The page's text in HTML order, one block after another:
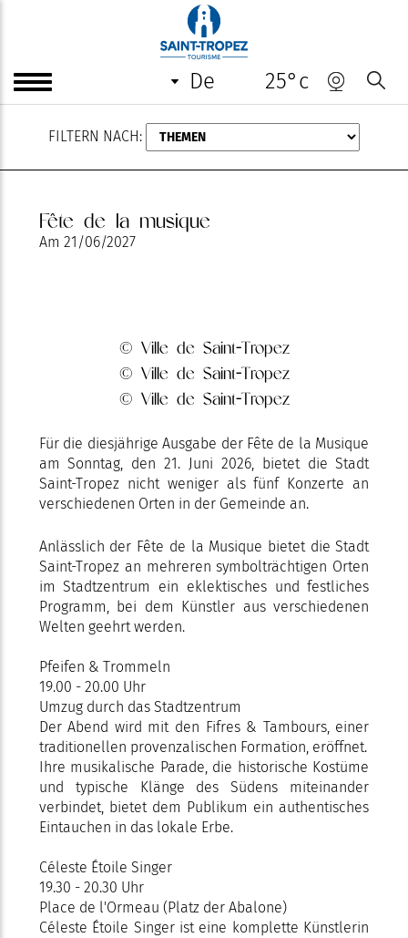
de 25°c
AUGUST
FILTERN NACH:
Fête de la musique
Am 21/06/2027
© Ville de Saint-Tropez
© Ville de Saint-Tropez
© Ville de Saint-Tropez
Für die diesjährige Ausgabe der Fête de la Musique
am Sonntag, den 21. Juni 2026, bietet die Stadt
Saint-Tropez nicht weniger als fünf Konzerte an
verschiedenen Orten in der Gemeinde an.
Anlässlich der Fête de la Musique bietet die Stadt
Saint-Tropez an mehreren symbolträchtigen Orten
im Stadtzentrum ein eklektisches und festliches
Programm, bei dem Künstler aus verschiedenen
Welten geehrt werden.
Pfeifen & Trommeln
19.00 - 20.00 Uhr
Umzug durch das Stadtzentrum
Der Abend wird mit den Fifres & Tambours, einer
traditionellen provenzalischen Formation, eröffnet.
Ihre musikalische Parade, die historische Kostüme
und typische Klänge des Südens miteinander
verbindet, bietet dem Publikum ein authentisches
Eintauchen in das lokale Erbe.
Céleste Étoile Singer
19.30 - 20.30 Uhr
Place de l'Ormeau (Platz der Abalone)
Céleste Étoile Singer ist eine komplette Künstlerin